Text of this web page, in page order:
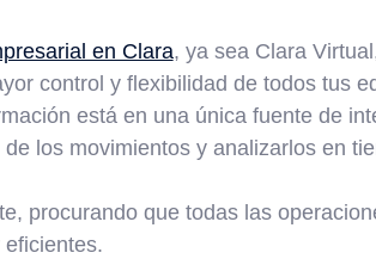
en Clara, ya sea Clara
control y flexibilidad de todos tus
está en una única fuente de
los movimientos y analizarlos en
procurando que todas las